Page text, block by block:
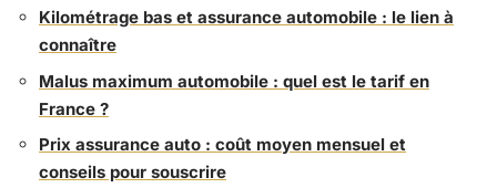
Kilométrage bas et assurance automobile : le lien à
connaître
Malus maximum automobile : quel est le tarif en
France ?
Prix assurance auto : coût moyen mensuel et
conseils pour souscrire